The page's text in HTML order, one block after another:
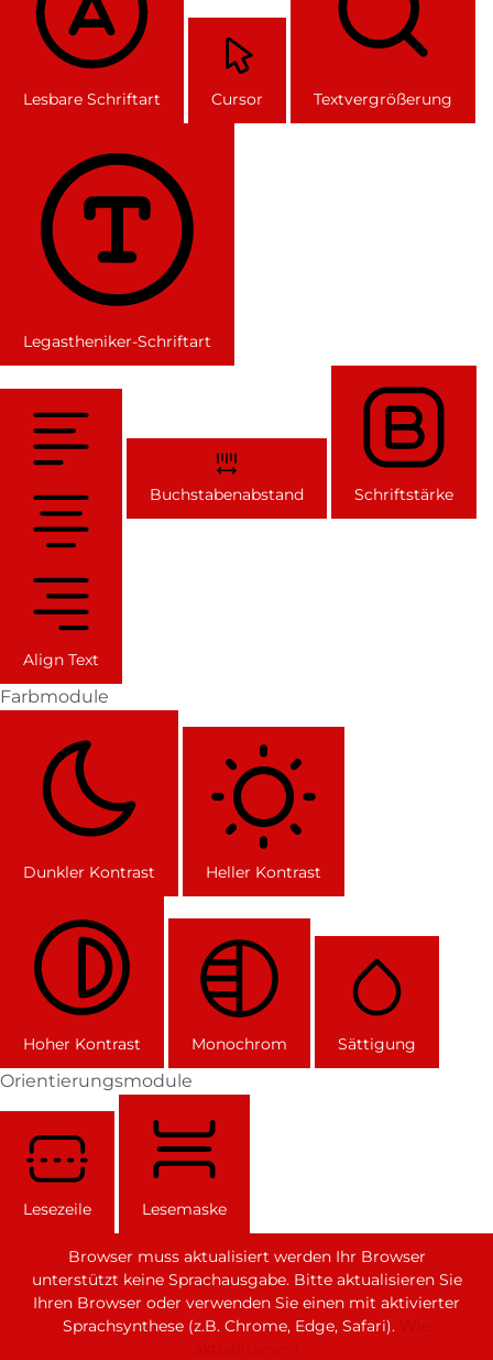
Lesbare Schriftart Cursor Textvergrößerung
Legastheniker-Schriftart
Align Text
Buchstabenabstand Schriftstärke
Farbmodule
Dunkler Kontrast Heller Kontrast
Hoher Kontrast Monochrom Sättigung
Orientierungsmodule
Lesezeile Lesemaske
Browser muss aktualisiert werden Ihr Browser
unterstützt keine Sprachausgabe. Bitte aktualisieren Sie
Ihren Browser oder verwenden Sie einen mit aktivierter
Sprachsynthese (z.B. Chrome, Edge, Safari). Wie
aktualisieren?